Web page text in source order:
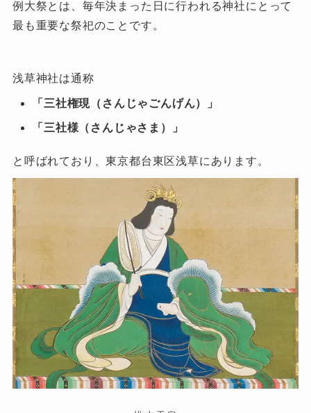
例大祭とは、毎年決まった日に行われる神社にとって
最も重要な祭祀のことです。
浅草神社は通称
「三社権現（さんじゃごんげん）」
「三社様（さんじゃさま）」
と呼ばれており、東京都台東区浅草にあります。